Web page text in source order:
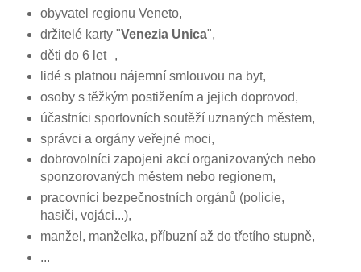
obyvatel regionu Veneto,
držitelé karty "Venezia Unica",
děti do 6 let ,
lidé s platnou nájemní smlouvou na byt,
osoby s těžkým postižením a jejich doprovod,
účastníci sportovních soutěží uznaných městem,
správci a orgány veřejné moci,
dobrovolníci zapojeni akcí organizovaných nebo
sponzorovaných městem nebo regionem,
pracovníci bezpečnostních orgánů (policie,
hasiči, vojáci...),
manžel, manželka, příbuzní až do třetího stupně,
...